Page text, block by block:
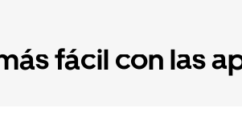
fácil con las